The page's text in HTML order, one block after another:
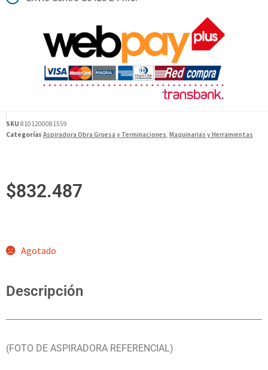
SKU 8101200081559
Categorías Aspiradora Obra Gruesa y Terminaciones, Maquinarias y Herramientas
$832.487
Agotado
Descripción
(FOTO DE ASPIRADORA REFERENCIAL)